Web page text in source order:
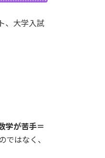
、大学入試
学が苦手＝
ではなく、